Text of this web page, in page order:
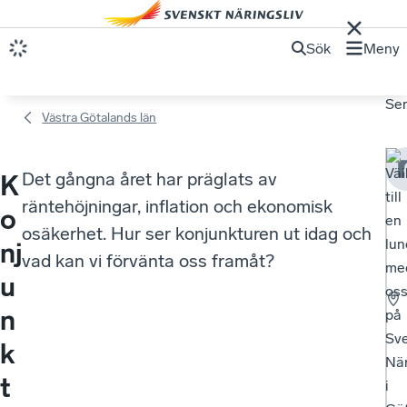
Sök Meny
Västra Götalands län
K
o
nj
u
n
k
t
Det gångna året har präglats av
räntehöjningar, inflation och ekonomisk
osäkerhet. Hur ser konjunkturen ut idag och
vad kan vi förvänta oss framåt?
till
en
oss
på
i